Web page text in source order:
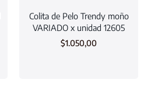
Colita de Pelo Trendy moño
VARIADO x unidad 12605
$1.050,00